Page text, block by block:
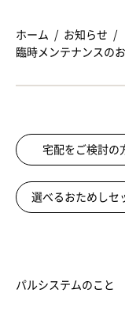
ホーム お知らせ
臨時メンテナンスの
宅配をご検討の
選べるおためしセ
パルシステムのこと